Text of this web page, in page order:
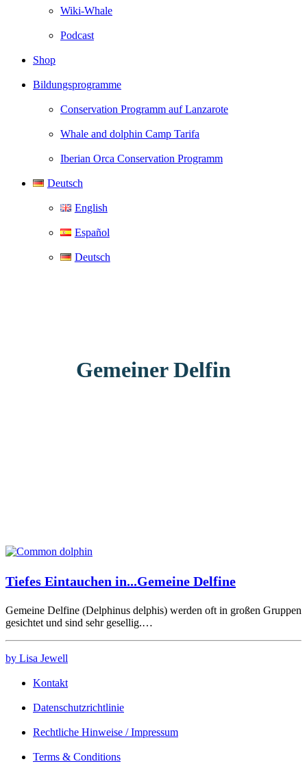
Wiki-Whale
Podcast
Shop
Bildungsprogramme
Conservation Programm auf Lanzarote
Whale and dolphin Camp Tarifa
Iberian Orca Conservation Programm
Deutsch
English
Español
Deutsch
Gemeiner Delfin
Tiefes Eintauchen in...Gemeine Delfine
Gemeine Delfine (Delphinus delphis) werden oft in großen Gruppen
gesichtet und sind sehr gesellig.…
by Lisa Jewell
Kontakt
Datenschutzrichtlinie
Rechtliche Hinweise / Impressum
Terms & Conditions